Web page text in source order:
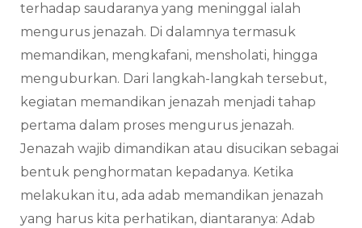
terhadap saudaranya yang meninggal ialah
mengurus jenazah. Di dalamnya termasuk
memandikan, mengkafani, mensholati, hingga
menguburkan. Dari langkah-langkah tersebut,
kegiatan memandikan jenazah menjadi tahap
pertama dalam proses mengurus jenazah.
Jenazah wajib dimandikan atau disucikan sebagai
bentuk penghormatan kepadanya. Ketika
melakukan itu, ada adab memandikan jenazah
yang harus kita perhatikan, diantaranya: Adab